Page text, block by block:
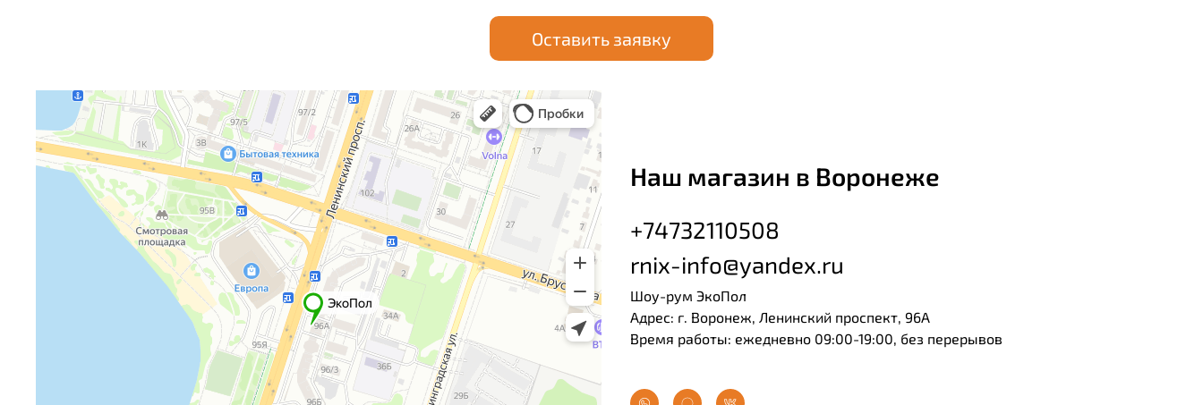
Оставить заявку
Наш магазин в Воронеже
+74732110508
rnix-info@yandex.ru
Шоу-рум ЭкоПол
Адрес: г. Воронеж, Ленинский проспект, 96А
Время работы: ежедневно 09:00-19:00, без перерывов